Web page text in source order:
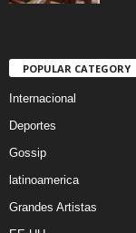
POPULAR CATEGORY
Internacional
Deportes
Gossip
latinoamerica
Grandes Artistas